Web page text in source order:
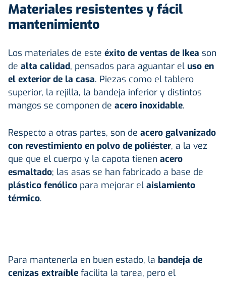
Materiales resistentes y fácil
mantenimiento
Los materiales de este éxito de ventas de Ikea son
de alta calidad, pensados para aguantar el uso en
el exterior de la casa. Piezas como el tablero
superior, la rejilla, la bandeja inferior y distintos
mangos se componen de acero inoxidable.
Respecto a otras partes, son de acero galvanizado
con revestimiento en polvo de poliéster, a la vez
que que el cuerpo y la capota tienen acero
esmaltado; las asas se han fabricado a base de
plástico fenólico para mejorar el aislamiento
térmico.
Para mantenerla en buen estado, la bandeja de
cenizas extraíble facilita la tarea, pero el